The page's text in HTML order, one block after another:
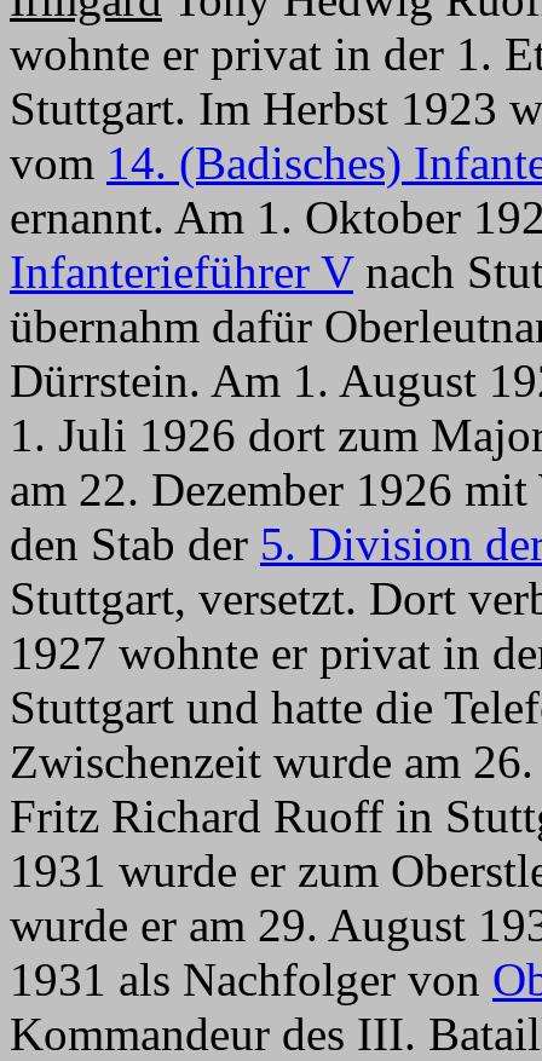
wohnte er privat in der 1.
Stuttgart. Im Herbst 1923
vom 14. (Badisches)
ernannt. Am 1. Oktober
Infanterieführer Vnach
übernahm dafür
Dürrstein. Am 1. August
1. Juli 1926 dort zum
am 22. Dezember 1926
den Stab der 5. Division
Stuttgart, versetzt. Dort
1927 wohnte er privat in
Stuttgart und hatte die
Zwischenzeit wurde am
Fritz Richard Ruoff in
1931 wurde er zum
wurde er am 29. August
1931 als Nachfolger von
Kommandeur des III.